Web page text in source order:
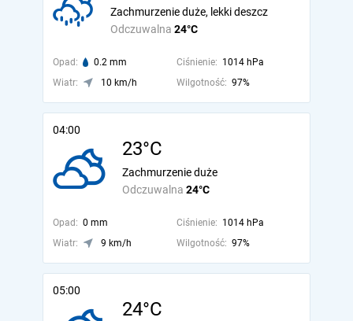
Odczuwalna 24°C
Zachmurzenie duże, lekki deszcz
Opad: 0.2 mm Ciśnienie: 1014 hPa
Wiatr:
10 km/h Wilgotność: 97%
04:00
23°C
Odczuwalna 24°C
Zachmurzenie duże
Opad: 0 mm Ciśnienie: 1014 hPa
Wiatr:
9 km/h Wilgotność: 97%
05:00
24°C